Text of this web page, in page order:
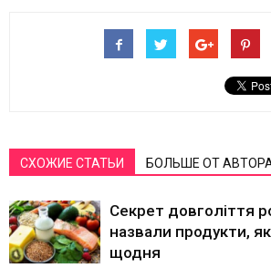
СХОЖИЕ СТАТЬИ БОЛЬШЕ ОТ
Секрет довголіття
назвали продукти,
щодня